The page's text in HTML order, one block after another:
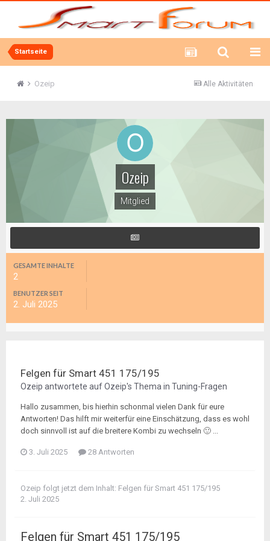
Startseite
Alle Aktivitäten
Ozeip
Ozeip
Mitglied
GESAMTE INHALTE
2
BENUTZER SEIT
2. Juli 2025
Felgen für Smart 451 175/195
Ozeip antwortete aufOzeip's Thema in Tuning-Fragen
Hallo zusammen, bis hierhin schonmal vielen Dank für eure
Antworten! Das hilft mir weiterfür eine Einschätzung, dass es wohl
doch sinnvoll ist auf die breitere Kombi zu wechseln 🙂 ...
3. Juli 2025 28 Antworten
Ozeip folgt jetzt dem Inhalt: Felgen für Smart 451 175/195
2. Juli 2025
Felgen für Smart 451 175/195